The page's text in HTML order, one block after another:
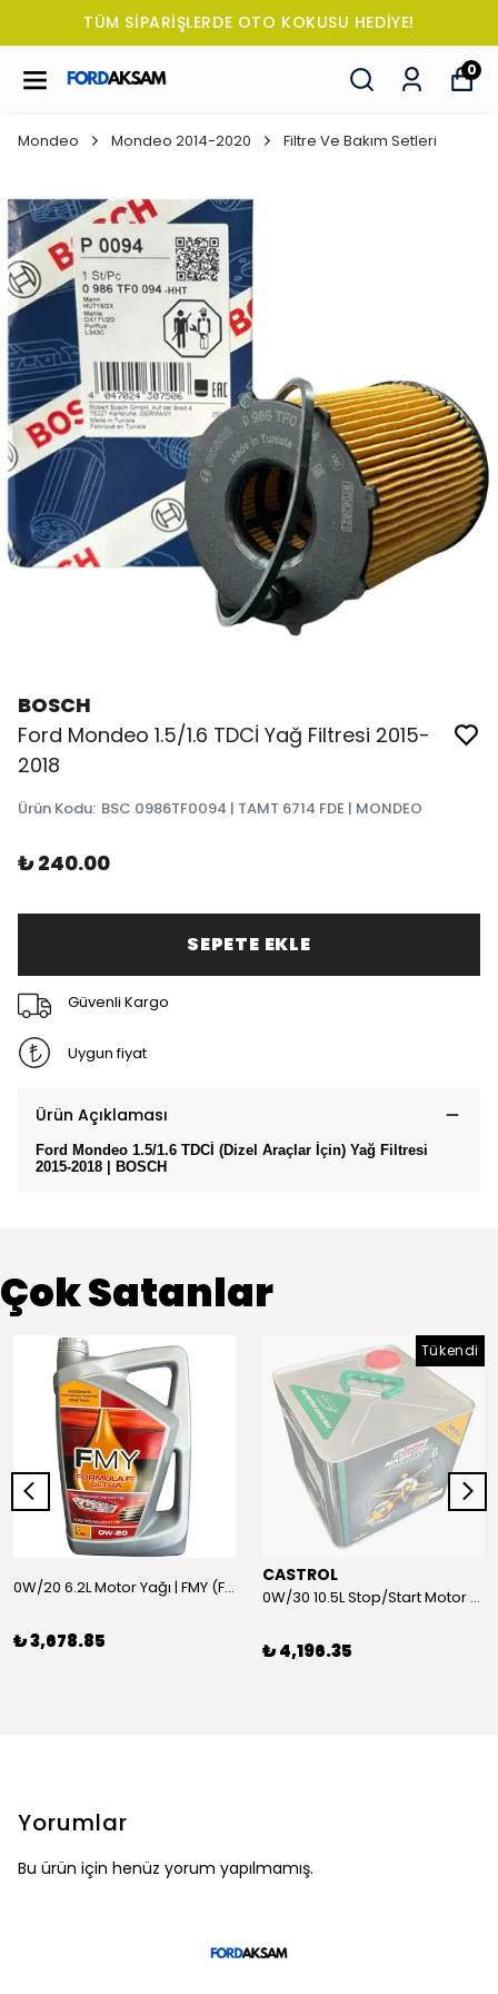
TÜM SİPARİŞLERDE OTO KOKUSU HEDİYE!
0
Mondeo Mondeo 2014-2020 Filtre Ve Bakım Setleri
BOSCH
Ford Mondeo 1.5/1.6 TDCİ Yağ Filtresi 2015-
2018
Ürün Kodu: BSC 0986TF0094 | TAMT 6714 FDE | MONDEO
₺ 240.00
SEPETE EKLE
Güvenli Kargo
Uygun fiyat
Ürün Açıklaması
Ford Mondeo 1.5/1.6 TDCİ (Dizel Araçlar İçin) Yağ Filtresi
2015-2018 | BOSCH
Çok Satanlar
0W/20 6.2L Motor Yağı | FMY (Ford Motor Yağları)
₺ 3,678.85
Tükendi
CASTROL
0W/30 10.5L Stop/Start Motor Yağı | CASTROL
₺ 4,196.35
Yorumlar
Bu ürün için henüz yorum yapılmamış.